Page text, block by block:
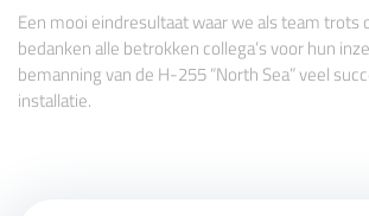
Een mooi eindresultaat waar we als team trots
bedanken alle betrokken collega’s voor hun
bemanning van de H-255 “North Sea” veel
installatie.